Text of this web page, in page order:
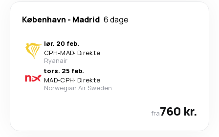
København - Madrid 6 dage
lør. 20 feb.
CPH-MAD· Direkte
Ryanair
tors. 25 feb.
MAD-CPH· Direkte
Norwegian Air Sweden
fra760 kr.